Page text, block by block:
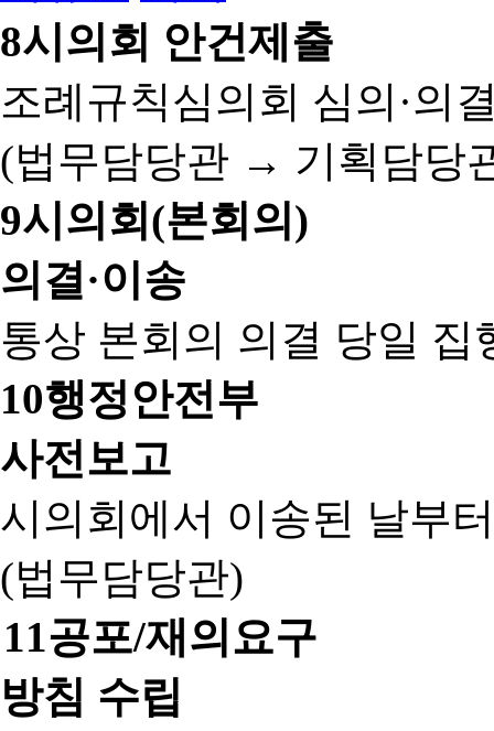
8시의회 안건제출
조례규칙심의회 심의·의
(법무담당관 → 기획담당
9시의회(본회의)
의결·이송
통상 본회의 의결 당일 집
10행정안전부
사전보고
시의회에서 이송된 날부
(법무담당관)
11공포/재의요구
방침 수립